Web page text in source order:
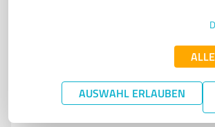
AUSWAHL ERLAUBEN
Woka Autoverwertungs GmbH –
AUTOVERWERTUNG GEBRAUCHTE AUTOTEILE